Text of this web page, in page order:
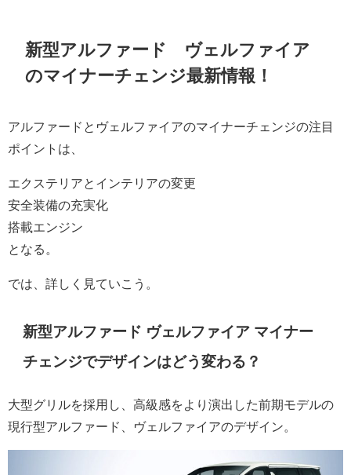
新型アルファード ヴェルファイア
のマイナーチェンジ最新情報！
アルファードとヴェルファイアのマイナーチェンジの注目
ポイントは、
エクステリアとインテリアの変更
安全装備の充実化
搭載エンジン
となる。
では、詳しく見ていこう。
新型アルファード ヴェルファイア マイナー
チェンジでデザインはどう変わる？
大型グリルを採用し、高級感をより演出した前期モデルの
現行型アルファード、ヴェルファイアのデザイン。